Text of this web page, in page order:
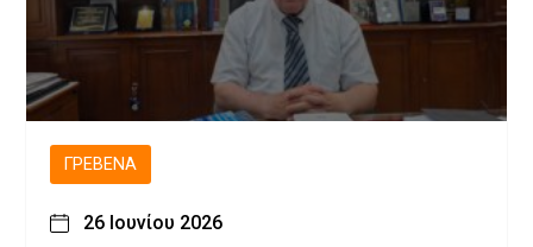
ΓΡΕΒΕΝΆ
26 Ιουνίου 2026